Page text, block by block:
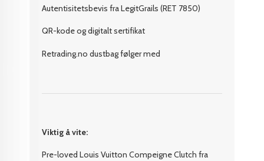
Autentisitetsbevis fra LegitGrails (RET 7850)
QR-kode og digitalt sertifikat
Retrading.no dustbag følger med
Viktig å vite:
Pre-loved Louis Vuitton Compeigne Clutch fra